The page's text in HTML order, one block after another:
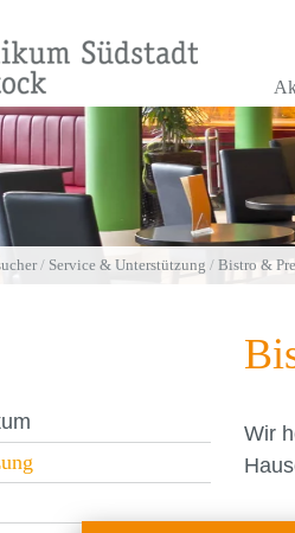
/ Service & Unterstützung / Bistro &
Wir